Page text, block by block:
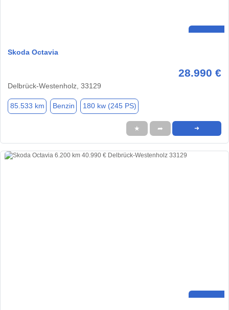
Skoda Octavia
28.990 €
Delbrück-Westenholz, 33129
85.533 km Benzin 180 kw (245 PS)
★ ➦ ➜